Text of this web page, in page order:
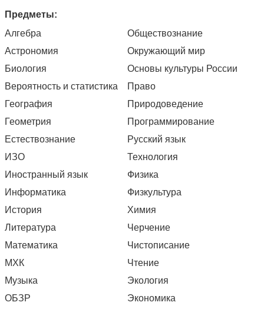
Предметы:
Алгебра
Астрономия
Биология
Вероятность и статистика
География
Геометрия
Естествознание
ИЗО
Иностранный язык
Информатика
История
Литература
Математика
МХК
Музыка
ОБЗР
Обществознание
Окружающий мир
Основы культуры России
Право
Природоведение
Программирование
Русский язык
Технология
Физика
Физкультура
Химия
Черчение
Чистописание
Чтение
Экология
Экономика